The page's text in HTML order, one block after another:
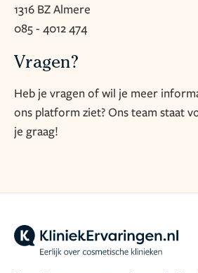
1316 BZ Almere
085 - 4012 474
Vragen?
Heb je vragen of wil je meer
ons platform ziet? Ons team staat
je graag!